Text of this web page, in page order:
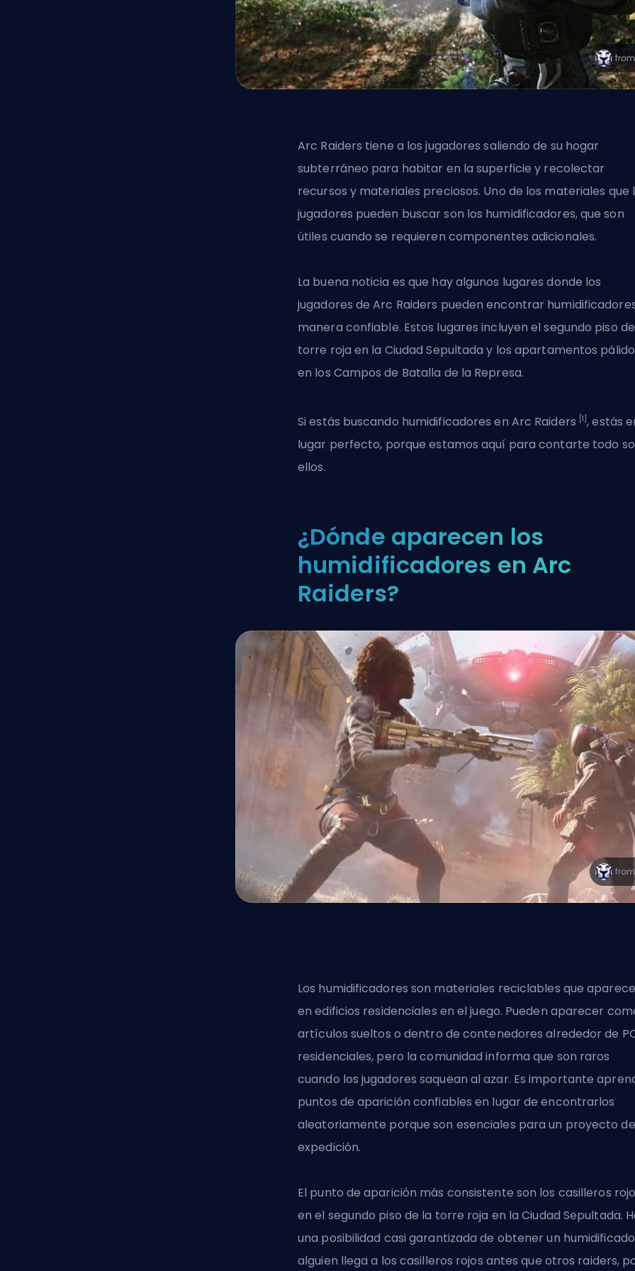
Arc Raiders tiene a los jugadores saliendo de su hogar
subterráneo para habitar en la superficie y recolectar
recursos y materiales preciosos. Uno de los materiales que
jugadores pueden buscar son los humidificadores, que son
útiles cuando se requieren componentes adicionales.
La buena noticia es que hay algunos lugares donde los
jugadores de Arc Raiders pueden encontrar
manera confiable. Estos lugares incluyen el segundo piso
torre roja en la Ciudad Sepultada y los apartamentos
en los Campos de Batalla de la Represa.
Si estás buscando humidificadores en Arc Raiders [1] , estás
lugar perfecto, porque estamos aquí para contarte todo
ellos.
¿Dónde aparecen los
humidificadores en Arc
Raiders?
Los humidificadores son materiales reciclables que
en edificios residenciales en el juego. Pueden aparecer
artículos sueltos o dentro de contenedores alrededor de
residenciales, pero la comunidad informa que son raros
cuando los jugadores saquean al azar. Es importante
puntos de aparición confiables en lugar de encontrarlos
aleatoriamente porque son esenciales para un proyecto de
expedición.
El punto de aparición más consistente son los casilleros
en el segundo piso de la torre roja en la Ciudad Sepultada.
una posibilidad casi garantizada de obtener un
alguien llega a los casilleros rojos antes que otros raiders,